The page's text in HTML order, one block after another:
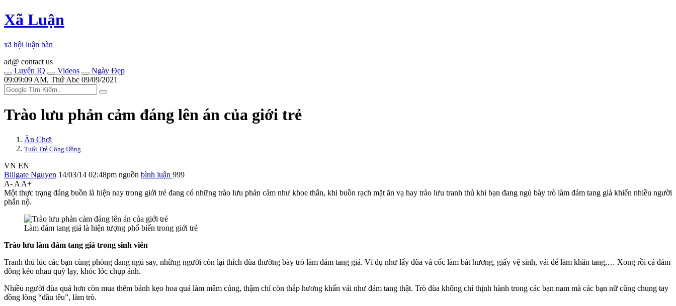
Xã Luận
xã hội luận bàn
ad@ contact us
Luyện IQ
Videos
Ngày Đẹp
09:09:09 AM, Thứ Abc 09/09/2021
Trào lưu phả‌ּn cả‌ּm đáng lên án của giới trẻ
Ăn Chơi
Tuổi Trẻ Cộng Đồng
VN EN
Billgate Nguyen 14/03/14 02:48pm nguồn bình luận 999
A- A A+
Một thực trạng đáng buồn là hiện nay trong giới trẻ đang có những trào lưu phả‌ּn cả‌ּm như khoe thân, khi buồn rạch mặt ăn vạ hay trào lưu tranh thủ khi bạn đang ngủ bày trò làm đám tang giả khiến nhiều người
phẫn nộ.
Làm đám tang giả là hiện tượng phổ biến trong giới trẻ
Trào lưu làm đám tang giả trong sinh viên
Tranh thủ lúc các bạn cùng phòng đang ngủ say, những người còn lại thích đùa thường bày trò làm đám tang giả. Ví dụ như lấy đũa và cốc làm bát hương, giấy vệ sinh, vải để làm khăn tang,… Xong rồi cả đám
đông kéo nhau quỳ lạy, khóc lóc chụp ảnh.
Nhiều người đùa quá hơn còn mua thêm bánh kẹo hoa quả làm mâm cúng, thậm chí còn thắp hương khấn vái như đám tang thật. Trò đùa không chỉ thịnh hành trong các bạn nam mà các bạn nữ cũng chung tay
đồng lòng “đầu têu”, làm trò.